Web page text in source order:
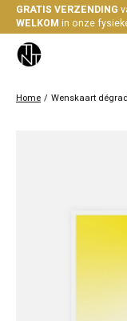
GRATIS VERZENDING
WELKOM in onze
Home / Wenskaart